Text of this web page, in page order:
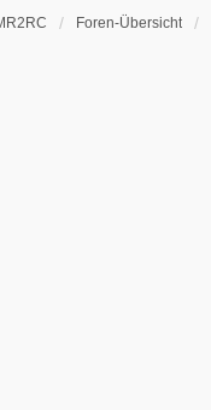
Foren-Übersicht